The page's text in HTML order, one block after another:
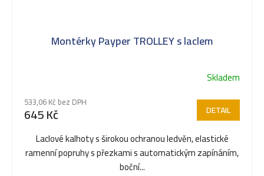
Montérky Payper TROLLEY s laclem
produktu
je
z
Skladem
533,06 Kč bez DPH
645 Kč DETAIL
Laclové kalhoty s širokou ochranou ledvěn, elastické
ramenní popruhy s přezkami s automatickým zapínáním,
boční...